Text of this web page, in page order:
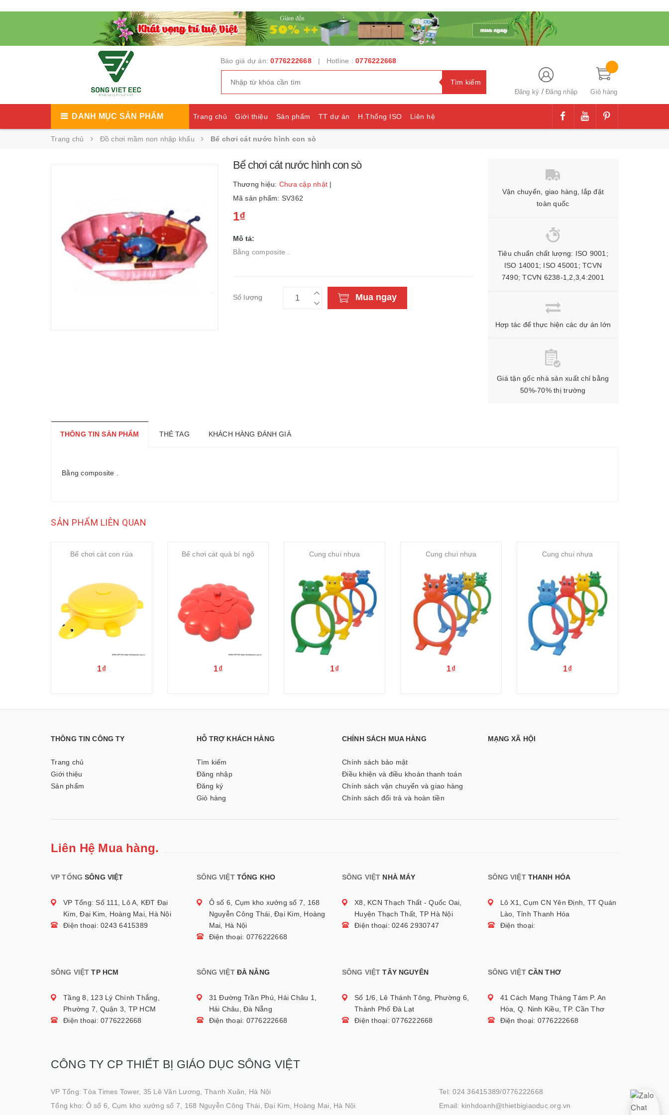
Báo giá dự án:0776222668| Hotline : 0776222668
Tìm kiếm
Đăng ký /Đăng nhập Giỏ hàng
DANH MỤC SẢN PHẨM Trang chủ Giới thiệu Sản phẩm TT dự án H.Thống ISO Liên hệ
Cataloge
Trang chủ Đồ chơi mầm non nhập khẩu Bể chơi cát nước hình con sò
Bể chơi cát nước hình con sò
Thương hiệu: Chưa cập nhật |
Mã sản phẩm: SV362
1₫
Mô tả:
Bằng composite .
Số lượng Mua ngay
Vận chuyển, giao hàng, lắp đặt
toàn quốc
Tiêu chuẩn chất lượng: ISO 9001;
ISO 14001; ISO 45001; TCVN
7490; TCVN 6238-1,2,3,4:2001
Hợp tác để thực hiện các dự án lớn
Giá tận gốc nhà sản xuất chỉ bằng
50%-70% thị trường
THÔNG TIN SẢN PHẨM THẺ TAG KHÁCH HÀNG ĐÁNH GIÁ
Bằng composite .
SẢN PHẨM LIÊN QUAN
Bể chơi cát con rùa
1₫
Bể chơi cát quả bí ngô
1₫
Cung chui nhựa
1₫
Cung chui nhựa
1₫
Cung chui nhựa
1₫
THÔNG TIN CÔNG TY
Trang chủ
Giới thiệu
Sản phẩm
HỖ TRỢ KHÁCH HÀNG
Tìm kiếm
Đăng nhập
Đăng ký
Giỏ hàng
CHÍNH SÁCH MUA HÀNG
Chính sách bảo mật
Điều khiện và điều khoản thanh toán
Chính sách vận chuyển và giao hàng
Chính sách đổi trả và hoàn tiền
MẠNG XÃ HỘI
Liên Hệ Mua hàng.
VP TỔNGSÔNG VIỆT
VP Tổng: Số 111, Lô A, KĐT Đại
Kim, Đại Kim, Hoàng Mai, Hà Nội
Điện thoại: 0243 6415389
SÔNG VIỆTTỔNG KHO
Ô số 6, Cụm kho xưởng số 7, 168
Nguyễn Công Thái, Đại Kim, Hoàng
Mai, Hà Nội
Điện thoại: 0776222668
SÔNG VIỆT NHÀ MÁY
X8, KCN Thạch Thất - Quốc Oai,
Huyện Thạch Thất, TP Hà Nội
Điện thoại: 0246 2930747
SÔNG VIỆTTHANH HÓA
Lô X1, Cụm CN Yên Định, TT Quán
Lào, Tỉnh Thanh Hóa
Điện thoại:
SÔNG VIỆT TP HCM
Tầng 8, 123 Lý Chính Thắng,
Phường 7, Quận 3, TP HCM
Điện thoại: 0776222668
SÔNG VIỆTĐÀ NẴNG
31 Đường Trần Phú, Hải Châu 1,
Hải Châu, Đà Nẵng
Điện thoại: 0776222668
SÔNG VIỆT TÂY NGUYÊN
Số 1/6, Lê Thánh Tông, Phường 6,
Thành Phố Đà Lạt
Điện thoại: 0776222668
SÔNG VIỆTCẦN THƠ
41 Cách Mạng Tháng Tám P. An
Hòa, Q. Ninh Kiều, TP. Cần Thơ
Điện thoại: 0776222668
CÔNG TY CP THIẾT BỊ GIÁO DỤC SÔNG VIỆT
VP Tổng: Tòa Times Tower, 35 Lê Văn Lương, Thanh Xuân, Hà Nội
Tổng kho: Ô số 6, Cụm kho xưởng số 7, 168 Nguyễn Công Thái, Đại Kim, Hoàng Mai, Hà Nội
Tel: 024 36415389/0776222668
Email: kinhdoanh@thietbigiaoduc.org.vn